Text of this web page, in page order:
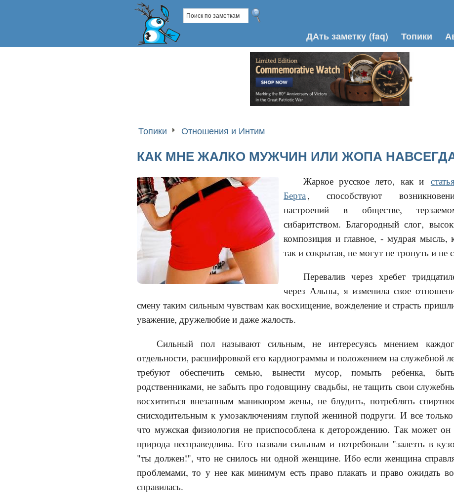
ДАть заметку (faq) Топики
Топики Отношения и Интим
КАК МНЕ ЖАЛКО МУЖЧИН ИЛИ ЖОПА
Жаркое русское лето, как и
Берта , способствуют
настроений в обществе,
сибаритством. Благородный слог,
композиция и главное, - мудрая мысль,
так и сокрытая, не могут не тронуть и не
Перевалив через хребет
через Альпы, я изменила свое
смену таким сильным чувствам как восхищение, вожделение и страсть
уважение, дружелюбие и даже жалость.
Сильный пол называют сильным, не интересуясь мнением
отдельности, расшифровкой его кардиограммы и положением на служебной
требуют обеспечить семью, вынести мусор, помыть ребенка,
родственниками, не забыть про годовщину свадьбы, не тащить свои
восхититься внезапным маникюром жены, не блудить, потреблять
снисходительным к умозаключениям глупой жениной подруги. И все
что мужская физиология не приспособлена к деторождению. Так может
природа несправедлива. Его назвали сильным и потребовали "залезть в
"ты должен!", что не снилось ни одной женщине. Ибо если женщина
проблемами, то у нее как минимум есть право плакать и право ожидать
справилась.